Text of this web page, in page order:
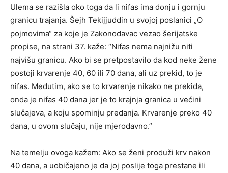
Ulema se razišla oko toga da li nifas ima donju i gornju
granicu trajanja. Šejh Tekijjuddin u svojoj poslanici „O
pojmovima“ za koje je Zakonodavac vezao šerijatske
propise, na strani 37. kaže: “Nifas nema najnižu niti
najvišu granicu. Ako bi se pretpostavilo da kod neke žene
postoji krvarenje 40, 60 ili 70 dana, ali uz prekid, to je
nifas. Međutim, ako se to krvarenje nikako ne prekida,
onda je nifas 40 dana jer je to krajnja granica u većini
slučajeva, a koju spominju predanja. Krvarenje preko 40
dana, u ovom slučaju, nije mjerodavno.”
Na temelju ovoga kažem: Ako se ženi produži krv nakon
40 dana, a uobičajeno je da joj poslije toga prestane ili